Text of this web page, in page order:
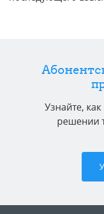
Узнайте,
решении